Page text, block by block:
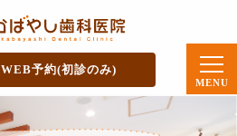
WEB予約(初診のみ)